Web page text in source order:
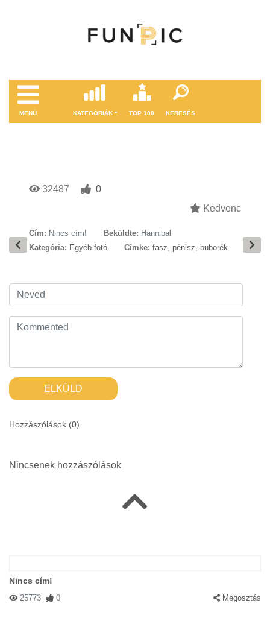
MENÜ KATEGÓRIÁK TOP 100 KERESÉS
32487
0
Kedvenc
Cím: Nincs cím! Beküldte: Hannibal
Kategória: Egyéb fotó Címke: fasz, pénisz, buborék
ELKÜLD
Hozzászólások (0)
Nincsenek hozzászólások
Nincs cím!
25773 0 Megosztás